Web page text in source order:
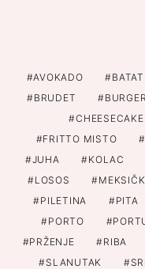
AVOKADO BATAT
BRUDET
BURGER
CHEESECAKE
FRITTO MISTO
JUHA
KOLAC
LOSOS
PILETINA
PITA
PORTO
PRŽENJE
RIBA
SLANUTAK